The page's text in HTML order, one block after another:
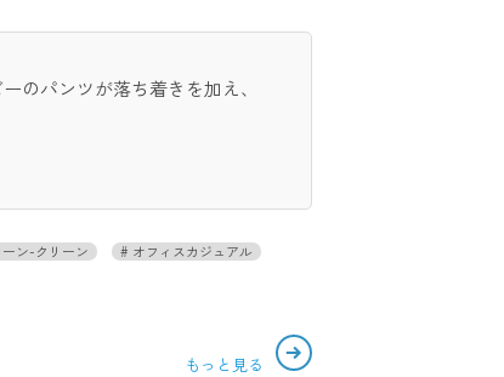
のパンツが落ち着きを加え、
ン-クリーン
オフィスカジュアル
もっと見る